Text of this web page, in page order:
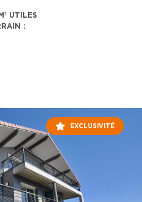
UTILES
:
EXCLUSIVITÉ